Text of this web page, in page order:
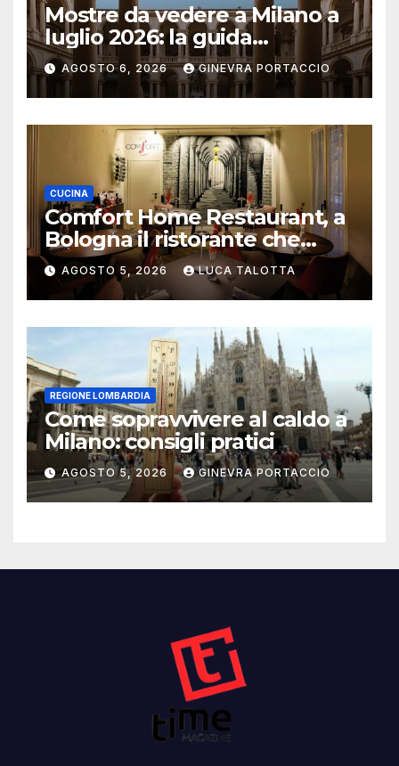
Mostre da vedere a Milano a
luglio 2026: la guida
aggiornata
AGOSTO 6, 2026 GINEVRA PORTACCIO
CUCINA
Comfort Home Restaurant, a
Bologna il ristorante che
trasforma l’ospitalità in
un’esperienza di casa
AGOSTO 5, 2026 LUCA TALOTTA
REGIONE LOMBARDIA
Come sopravvivere al caldo a
Milano: consigli pratici
AGOSTO 5, 2026 GINEVRA PORTACCIO